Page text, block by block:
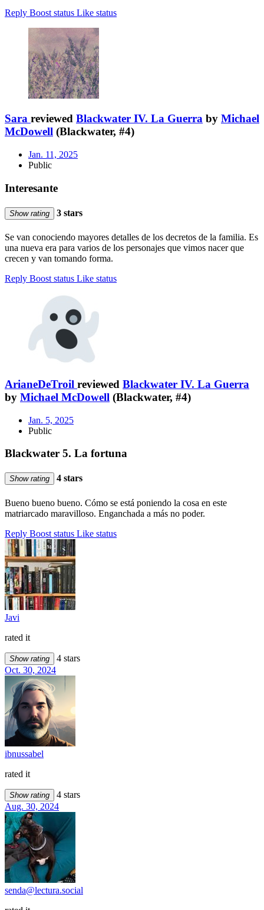
Reply Boost status Like status
Sara reviewed Blackwater IV. La Guerra by Michael
McDowell (Blackwater, #4)
Jan. 11, 2025
Public
Interesante
Show rating 3 stars
Se van conociendo mayores detalles de los decretos de la familia. Es
una nueva era para varios de los personajes que vimos nacer que
crecen y van tomando forma.
Reply Boost status Like status
ArianeDeTroil reviewed Blackwater IV. La Guerra
by Michael McDowell (Blackwater, #4)
Jan. 5, 2025
Public
Blackwater 5. La fortuna
Show rating 4 stars
Bueno bueno bueno. Cómo se está poniendo la cosa en este
matriarcado maravilloso. Enganchada a más no poder.
Reply Boost status Like status
Javi
rated it
Show rating
4 stars
Oct. 30, 2024
ibnussabel
rated it
Show rating
4 stars
Aug. 30, 2024
senda@lectura.social